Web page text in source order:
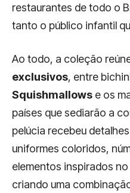
restaurantes de todo o
tanto o público infantil
Ao todo, a coleção
exclusivos, entre
Squishmallows e os
países que sediarão a
pelúcia recebeu
uniformes coloridos,
elementos inspirados
criando uma